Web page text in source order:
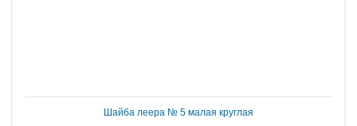
Шайба леера № 5 малая круглая